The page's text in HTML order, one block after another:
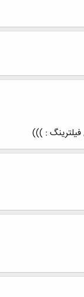
فیلترینگ : )))